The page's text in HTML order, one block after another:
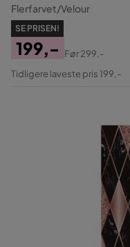
Flerfarvet/Velour
SE PRISEN!
Pris
199,-
Original
Før299,-
Tidligere laveste pris 199,-